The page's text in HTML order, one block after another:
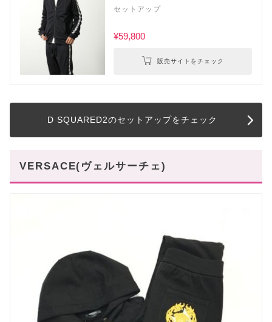
セットアップ
¥59,800
販売サイトをチェック
D SQUARED2のセットアップをチェック
VERSACE(ヴェルサーチェ)